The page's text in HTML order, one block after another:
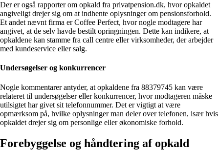
Der er også rapporter om opkald fra privatpension.dk, hvor opkaldet
angiveligt drejer sig om at indhente oplysninger om pensionsforhold.
Et andet nævnt firma er Coffee Perfect, hvor nogle modtagere har
angivet, at de selv havde bestilt opringningen. Dette kan indikere, at
opkaldene kan stamme fra call centre eller virksomheder, der arbejder
med kundeservice eller salg.
Undersøgelser og konkurrencer
Nogle kommentarer antyder, at opkaldene fra 88379745 kan være
relateret til undersøgelser eller konkurrencer, hvor modtageren måske
utilsigtet har givet sit telefonnummer. Det er vigtigt at være
opmærksom på, hvilke oplysninger man deler over telefonen, især hvis
opkaldet drejer sig om personlige eller økonomiske forhold.
Forebyggelse og håndtering af opkald